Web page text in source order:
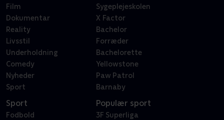
Film
Dokumentar
Reality
Livsstil
Underholdning
Comedy
Nyheder
Sport
Sygeplejeskolen
X Factor
Bachelor
Forræder
Bachelorette
Yellowstone
Paw Patrol
Barnaby
Sport
Fodbold
Populær sport
3F Superliga